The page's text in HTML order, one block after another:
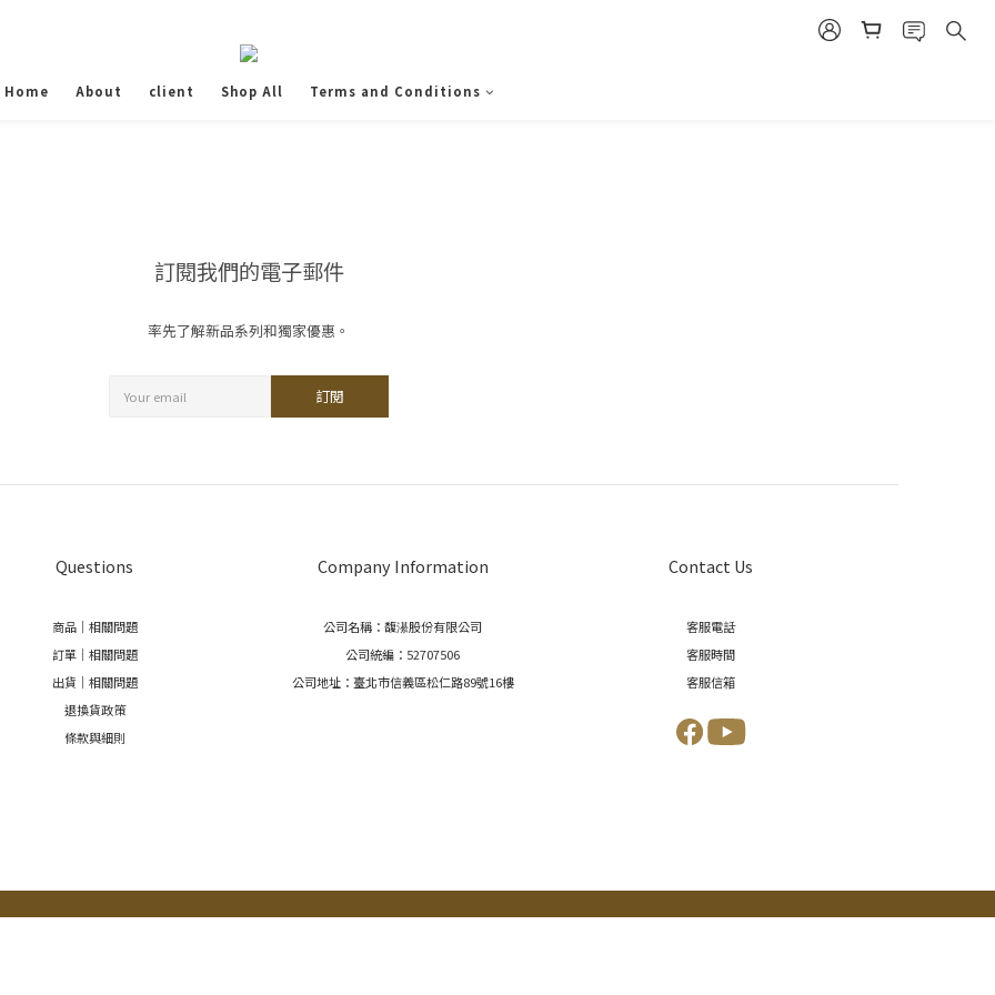
Home About client Shop All Terms and Conditions
訂閱我們的電子郵件
率先了解新品系列和獨家優惠。
訂閱
Questions
商品｜相關問題
訂單｜相關問題
出貨｜相關問題
退換貨政策
條款與細則
Company Information
公司名稱：馥濝股份有限公司
公司統編：52707506
公司地址：臺北市信義區松仁路89號16樓
Contact Us
客服電話
客服時間
客服信箱